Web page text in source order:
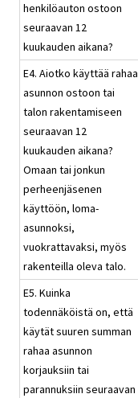
henkilöauton ostoon
seuraavan 12
kuukauden aikana?
E4. Aiotko käyttää rahaa
asunnon ostoon tai
talon rakentamiseen
seuraavan 12
kuukauden aikana?
Omaan tai jonkun
perheenjäsenen
käyttöön, loma-
asunnoksi,
vuokrattavaksi, myös
rakenteilla oleva talo.
E5. Kuinka
todennäköistä on, että
käytät suuren summan
rahaa asunnon
korjauksiin tai
parannuksiin seuraavan